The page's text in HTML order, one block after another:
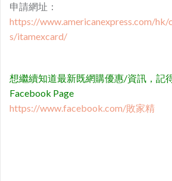
申請網址：
https://www.americanexpress.com/hk/
s/itamexcard/
想繼續知道最新既網購優惠/資訊，記
Facebook Page
https://www.facebook.com/敗家精